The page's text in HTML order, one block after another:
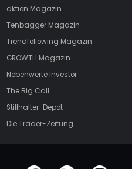
aktien Magazin
Tenbagger Magazin
Trendfollowing Magazin
GROWTH Magazin
Nebenwerte Investor
The Big Call
Stillhalter-Depot
Die Trader-Zeitung